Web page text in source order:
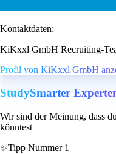
Kontaktdaten:
KiKxxl GmbH Recruiting-
Profil von KiKxxl GmbH
StudySmarter
Wir sind der Meinung, dass
könntest
✨Tipp Nummer 1